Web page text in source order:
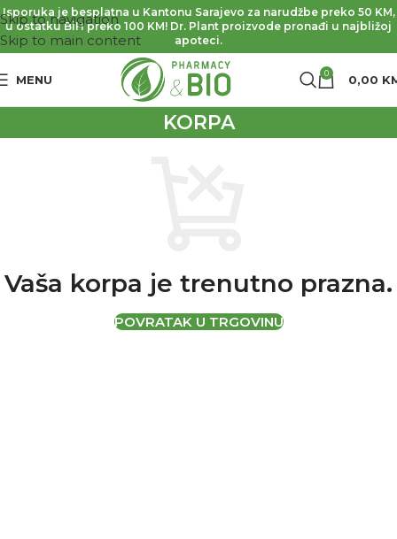
Skip to navigation
Skip to main content
Isporuka je besplatna u Kantonu Sarajevo za narudžbe preko 50 KM,
u ostatku BiH preko 100 KM! Dr. Plant proizvode pronađi u najbližoj
apoteci.
MENU 0 0,00
KORPA
Vaša korpa je trenutno prazna.
POVRATAK U TRGOVINU